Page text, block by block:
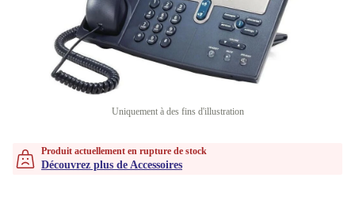
Uniquement à des fins d'illustration
Produit actuellement en rupture de stock
Découvrez plus de Accessoires